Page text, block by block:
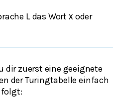
Ldas Wort xoder
dir zuerst eine geeignete
der Turingtabelle einfach